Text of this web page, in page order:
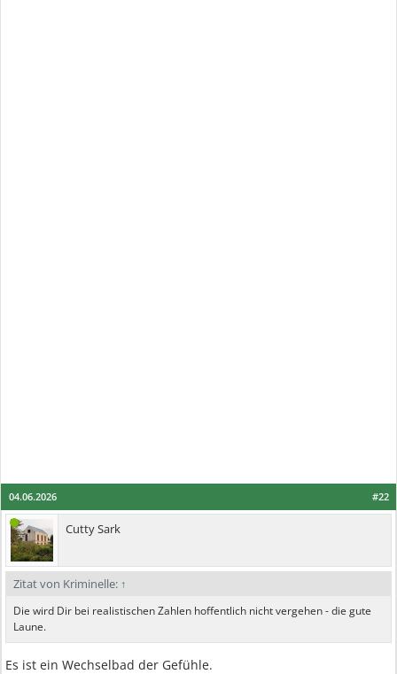
#22
04.06.2026
Cutty Sark
Zitat von Kriminelle: ↑
Die wird Dir bei realistischen Zahlen hoffentlich nicht vergehen - die gute
Laune.
Es ist ein Wechselbad der Gefühle.